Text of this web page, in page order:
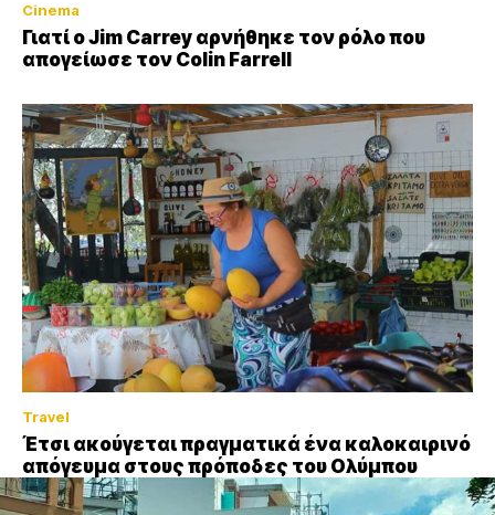
Cinema
Γιατί ο Jim Carrey αρνήθηκε τον ρόλο που
απογείωσε τον Colin Farrell
Travel
Έτσι ακούγεται πραγματικά ένα καλοκαιρινό
απόγευμα στους πρόποδες του Ολύμπου